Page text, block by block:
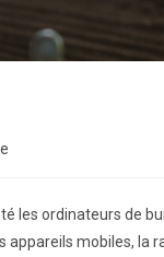
les ordinateurs de
appareils mobiles, la